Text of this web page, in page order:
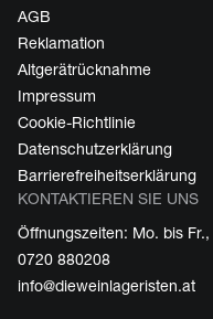
AGB
Reklamation
Altgerätrücknahme
Impressum
Cookie-Richtlinie
Datenschutzerklärung
Barrierefreiheitserklärung
KONTAKTIEREN SIE UNS
Öffnungszeiten: Mo. bis
0720 880208
info@dieweinlageristen.at